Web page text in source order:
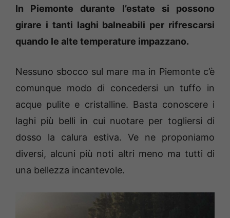
In Piemonte durante l’estate si possono
girare i tanti laghi balneabili per rifrescarsi
quando le alte temperature impazzano.
Nessuno sbocco sul mare ma in Piemonte c’è
comunque modo di concedersi un tuffo in
acque pulite e cristalline. Basta conoscere i
laghi più belli in cui nuotare per togliersi di
dosso la calura estiva. Ve ne proponiamo
diversi, alcuni più noti altri meno ma tutti di
una bellezza incantevole.